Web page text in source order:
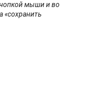
мыши и во
«сохранить